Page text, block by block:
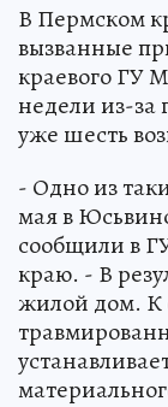
В Пермском
вызванные
краевого ГУ
недели из-за
уже шесть
- Одно из
мая в
сообщили в
краю. - В
жилой дом. К